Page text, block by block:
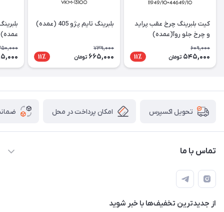
کیت بلبرینگ چرخ عقب پراید
و چرخ جلو روآ(عمده)
609,000
545,000 تومان 11٪
بلبرینگ تایم پژو 405 (عمده)
739,000
665,000 تومان 11٪
عمده)
تحویل اکسپرس امکان پرداخت در محل
تماس با ما
09003626362
تهران خیابان امیرکبیر-بعد خیابان ملت-پلاک 539
از جدید‌ترین تخفیف‌ها با‌ خبر شوید